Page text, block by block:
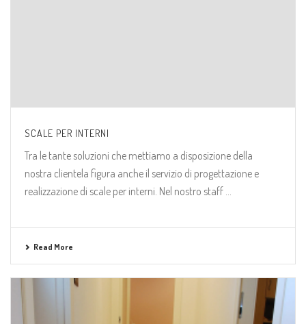
SCALE PER INTERNI
Tra le tante soluzioni che mettiamo a disposizione della
nostra clientela figura anche il servizio di progettazione e
realizzazione di scale per interni. Nel nostro staff ...
Read More